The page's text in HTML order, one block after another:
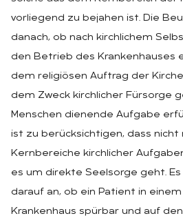
vorliegend zu bejahen ist. Die
danach, ob nach kirchlichem
den Betrieb des Krankenhauses
dem religiösen Auftrag der
dem Zweck kirchlicher Fürsorge
Menschen dienende Aufgabe
ist zu berücksichtigen, dass nicht
Kernbereiche kirchlicher
es um direkte Seelsorge geht.
darauf an, ob ein Patient in
Krankenhaus spürbar und auf